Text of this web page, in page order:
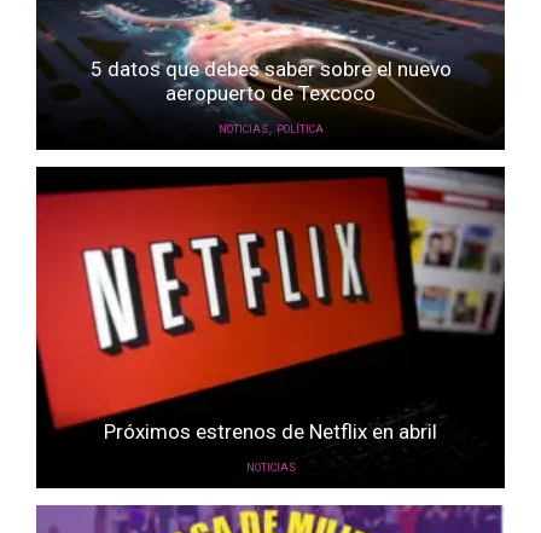
5 datos que debes saber sobre el nuevo
aeropuerto de Texcoco
NOTICIAS, POLÍTICA
Próximos estrenos de Netflix en abril
NOTICIAS